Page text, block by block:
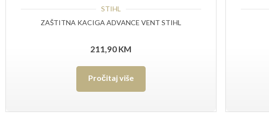
STIHL
ZAŠTITNA KACIGA ADVANCE VENT STIHL
211,90KM
Pročitaj više